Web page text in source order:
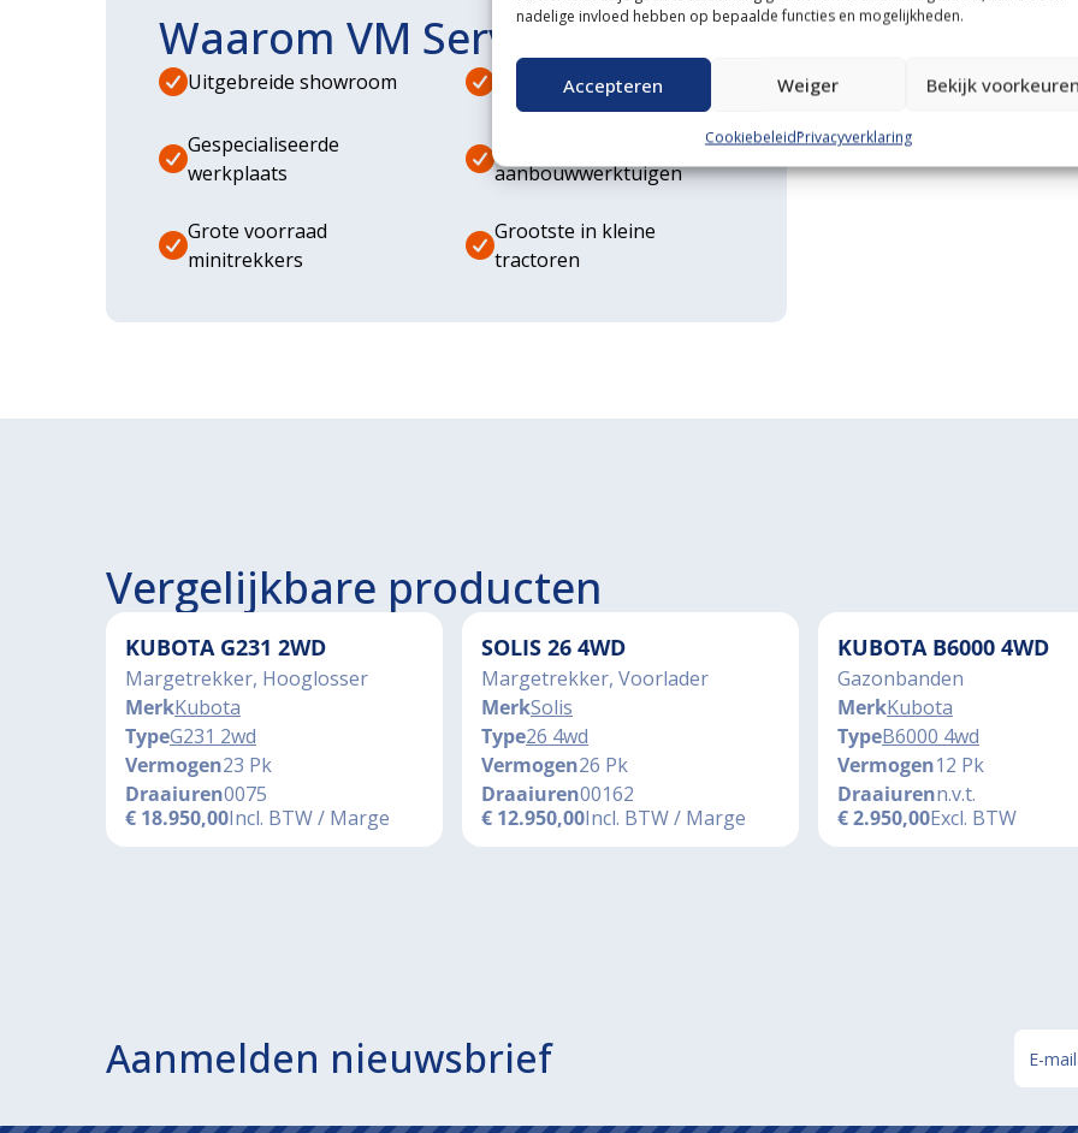
nadelige invloed hebben op bepaalde functies en mogelijkheden.
Accepteren Weiger Bekijk
CookiebeleidPrivacyverklaring
Waarom VM Service
Uitgebreide showroom Eigen transportservice
Gespecialiseerde
werkplaats
aanbouwwerktuigen
Grote voorraad
minitrekkers
Grootste in kleine
tractoren
Vergelijkbare producten
KUBOTA G231 2WD
Margetrekker, Hooglosser
MerkKubota
TypeG231 2wd
Vermogen23 Pk
Draaiuren0075
€ 18.950,00Incl. BTW / Marge
SOLIS 26 4WD
Margetrekker, Voorlader
MerkSolis
Type26 4wd
Vermogen26 Pk
Draaiuren00162
€ 12.950,00Incl. BTW / Marge
KUBOTA B6000 4WD
Gazonbanden
MerkKubota
TypeB6000 4wd
Vermogen12 Pk
Draaiurenn.v.t.
€2.950,00Excl. BTW
Aanmelden nieuwsbrief